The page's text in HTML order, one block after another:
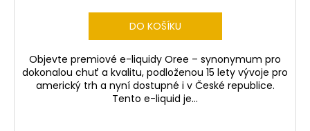
DO KOŠÍKU
Objevte premiové e-liquidy Oree – synonymum pro
dokonalou chuť a kvalitu, podloženou 15 lety vývoje pro
americký trh a nyní dostupné i v České republice.
Tento e-liquid je...